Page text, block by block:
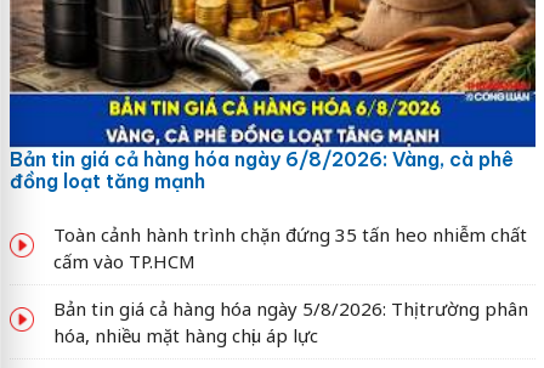
Bản tin giá cả hàng hóa ngày 6/8/2026: Vàng, cà phê
đồng loạt tăng mạnh
Toàn cảnh hành trình chặn đứng 35 tấn heo nhiễm chất
cấm vào TP.HCM
Bản tin giá cả hàng hóa ngày 5/8/2026: Thị trường phân
hóa, nhiều mặt hàng chịu áp lực